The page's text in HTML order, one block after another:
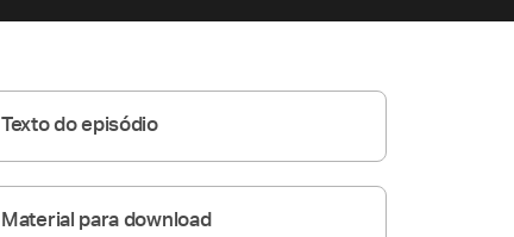
Texto do episódio
Material para download